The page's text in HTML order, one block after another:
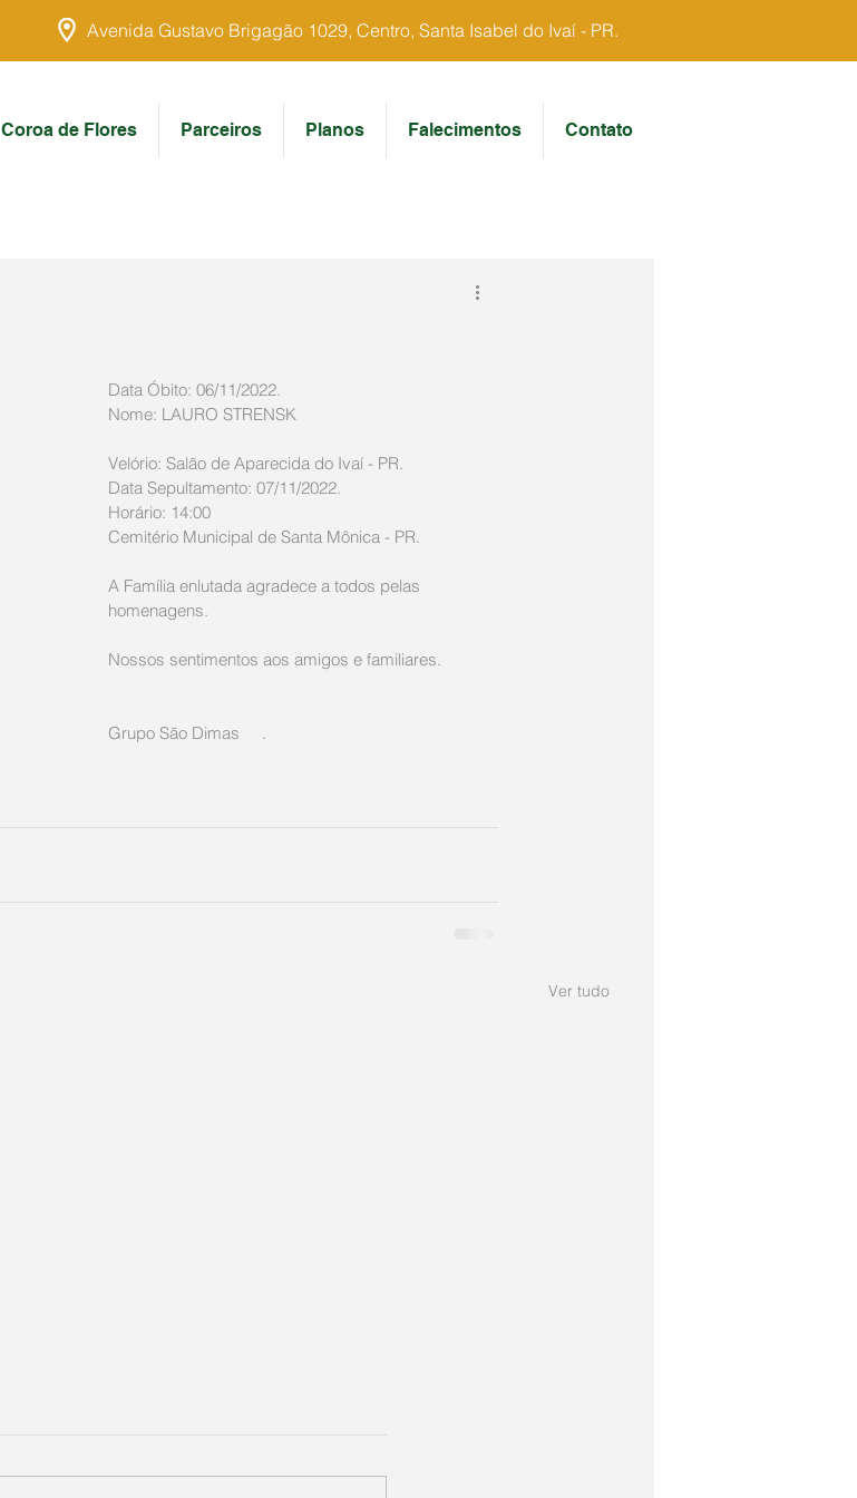
Avenida Gustavo Brigagão 1029, Centro, Santa Isabel do Ivaí - PR.
Coroa de Flores Parceiros Planos Falecimentos Contato
Data Óbito: 06/11/2022.
Nome: LAURO STRENSK
Velório: Salão de Aparecida do Ivaí - PR.
Data Sepultamento: 07/11/2022.
Horário: 14:00
Cemitério Municipal de Santa Mônica - PR.
A Família enlutada agradece a todos pelas
homenagens.
Nossos sentimentos aos amigos e familiares.
Grupo São Dimas     .
Ver tudo